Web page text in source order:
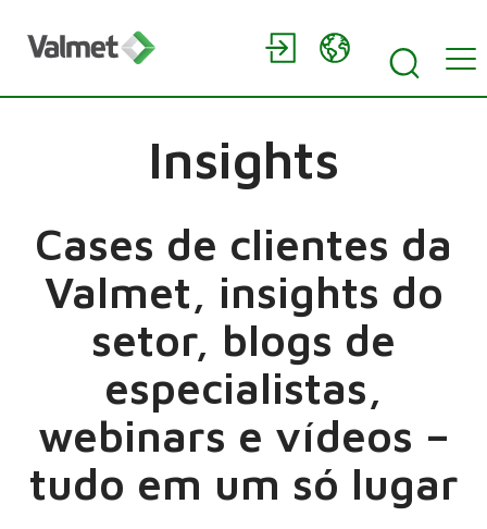
Insights
Cases de clientes da
Valmet, insights do
setor, blogs de
especialistas,
webinars e vídeos –
tudo em um só lugar